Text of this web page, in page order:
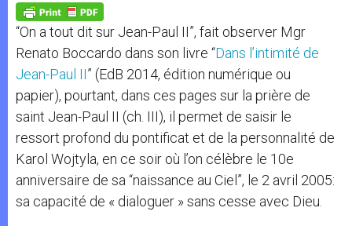
p
p
g
e
r
o
k
“On a tout dit sur Jean-Paul II”, fait observer Mgr
Renato Boccardo dans son livre “Dans l’intimité de
Jean-Paul II” (EdB 2014, édition numérique ou
papier), pourtant, dans ces pages sur la prière de
saint Jean-Paul II (ch. III), il permet de saisir le
ressort profond du pontificat et de la personnalité de
Karol Wojtyla, en ce soir où l’on célèbre le 10e
anniversaire de sa “naissance au Ciel”, le 2 avril 2005:
sa capacité de « dialoguer » sans cesse avec Dieu.